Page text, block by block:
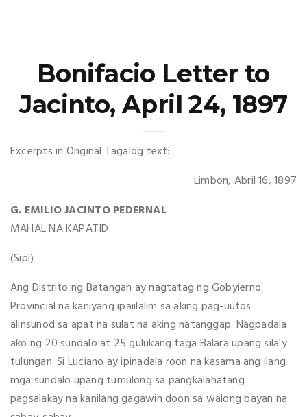
Bonifacio Letter to
Jacinto, April 24, 1897
Excerpts in Original Tagalog text:
Limbon, Abril 16, 1897
G. EMILIO JACINTO PEDERNAL
MAHAL NA KAPATID
(Sipi)
Ang Distrito ng Batangan ay nagtatag ng Gobyierno
Provincial na kaniyang ipaiilalim sa aking pag-uutos
alinsunod sa apat na sulat na aking natanggap. Nagpadala
ako ng 20 sundalo at 25 gulukang taga Balara upang sila'y
tulungan. Si Luciano ay ipinadala roon na kasama ang ilang
mga sundalo upang tumulong sa pangkalahatang
pagsalakay na kanilang gagawin doon sa walong bayan na